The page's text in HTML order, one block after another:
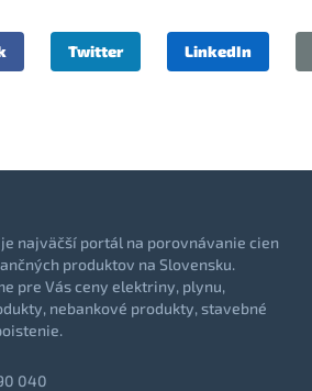
Twitter LinkedIn
najväčší portál na porovnávanie cien
produktov na Slovensku.
pre Vás ceny elektriny, plynu,
nebankové produkty, stavebné
040